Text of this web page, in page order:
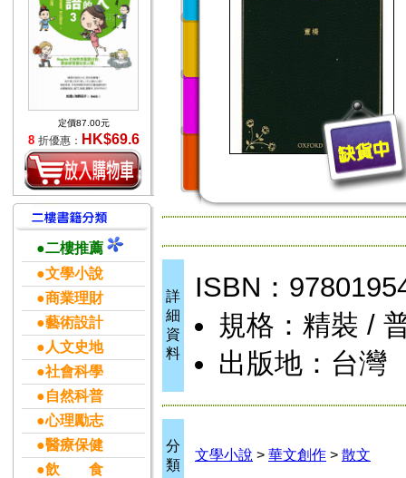
定價87.00元
8 折優惠： HK$69.6
●二樓推薦
●文學小說
●商業理財
●藝術設計
●人文史地
●社會科學
●自然科普
●心理勵志
●醫療保健
●飲 食
詳
細
資
料
ISBN：
規格：精裝 /
出版地：台灣
分
類
文學小說 > 華文創作 > 散文